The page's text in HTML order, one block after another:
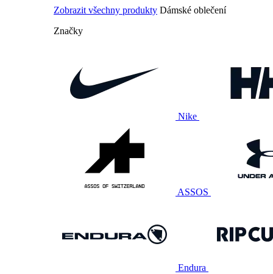
Zobrazit všechny produkty Dámské oblečení
Značky
Nike
ASSOS
Endura